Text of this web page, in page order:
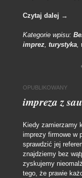
Czytaj dalej →
Kategorie wpisu:
imprez, turystyka,
OPUBLIKOWANY
impreza z
Kiedy zamierzamy
imprezy firmowe w
sprawdzić jej
znajdziemy bez
zyskujemy
tego, że prawie